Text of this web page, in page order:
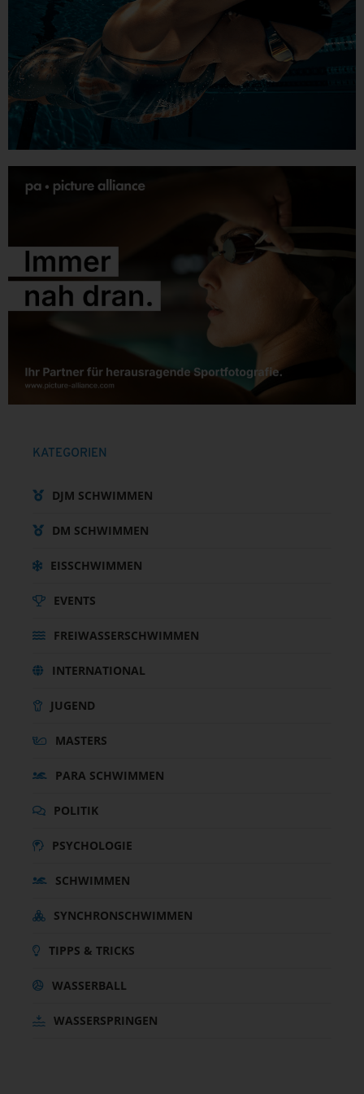
KATEGORIEN
DJM SCHWIMMEN
DM SCHWIMMEN
EISSCHWIMMEN
EVENTS
FREIWASSERSCHWIMMEN
INTERNATIONAL
JUGEND
MASTERS
PARA SCHWIMMEN
POLITIK
PSYCHOLOGIE
SCHWIMMEN
SYNCHRONSCHWIMMEN
TIPPS & TRICKS
WASSERBALL
WASSERSPRINGEN